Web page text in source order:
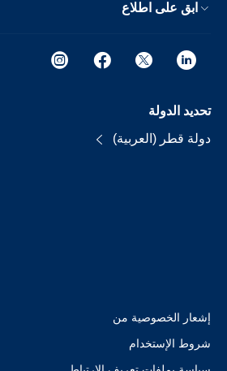
ابق على اطلاع
تحديد الدولة
دولة قطر (العربية)
إشعار الخصوصية من
شروط الإستخدام